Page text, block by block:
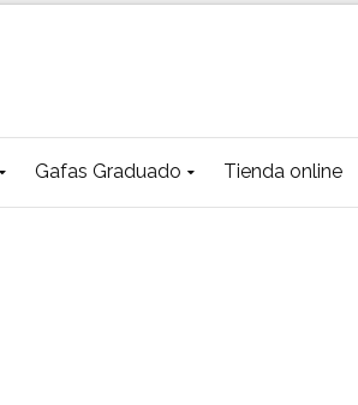
Gafas Graduado Tienda online